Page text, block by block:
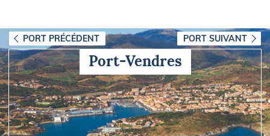
PORT PRÉCÉDENT PORT SUIVANT
Port-Vendres